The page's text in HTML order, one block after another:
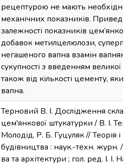
рецептурою не мають
механічних показників.
залежності показників
добавок метилцелюлози,
негашеного вапна взамін
сукупності з введенням великої
також від кількості цементу,
вапна.
Терновий В. І. Дослідження
цем'янкової штукатурки / В. І.
Молодід, Р. Б. Гуцуляк // Теорія і
будівництва : наук.-техн. журн. /
ва та архітектури ; гол. ред. І. І.